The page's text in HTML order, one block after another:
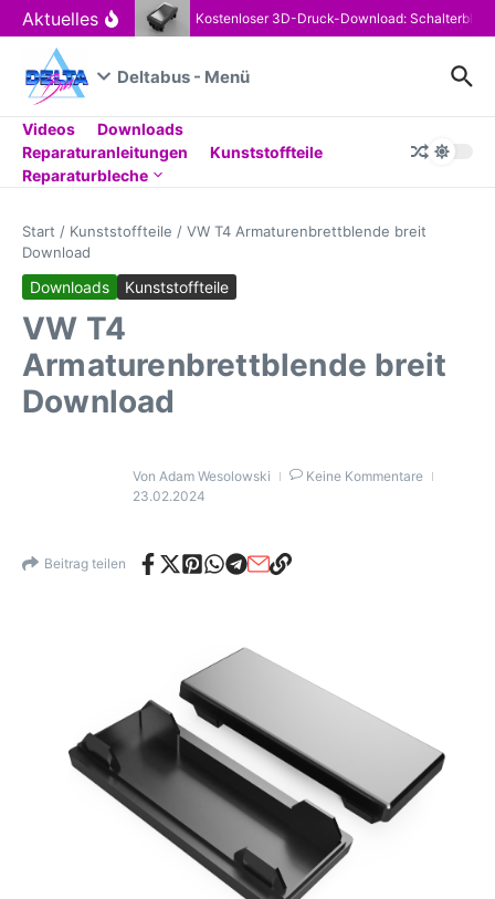
Zum Inhalt springen
Aktuelles Kostenloser 3D-Druck-Download:
Deltabus - Menü
Videos
Downloads
Reparaturanleitungen
Kunststoffteile
Reparaturbleche
Start / Kunststoffteile / VW T4 Armaturenbrettblende breit
Download
Downloads Kunststoffteile
VW T4
Armaturenbrettblende breit
Download
Von Adam Wesolowski
Keine Kommentare
23.02.2024
Beitrag teilen